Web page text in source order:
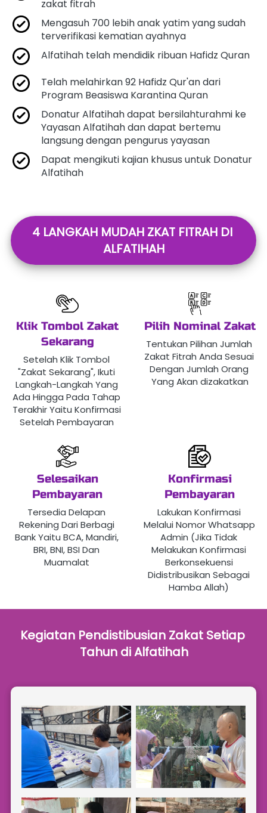
zakat fitrah
Mengasuh 700 lebih anak yatim yang sudah
terverifikasi kematian ayahnya
Alfatihah telah mendidik ribuan Hafidz Quran
Telah melahirkan 92 Hafidz Qur'an dari
Program Beasiswa Karantina Quran
Donatur Alfatihah dapat bersilahturahmi ke
Yayasan Alfatihah dan dapat bertemu
langsung dengan pengurus yayasan
Dapat mengikuti kajian khusus untuk Donatur
Alfatihah
4 LANGKAH MUDAH ZKAT FITRAH DI
ALFATIHAH
Klik Tombol Zakat
Sekarang
Setelah Klik Tombol
"Zakat Sekarang", Ikuti
Langkah-Langkah Yang
Ada Hingga Pada Tahap
Terakhir Yaitu Konfirmasi
Setelah Pembayaran
Pilih Nominal Zakat
Tentukan Pilihan Jumlah
Zakat Fitrah Anda Sesuai
Dengan Jumlah Orang
Yang Akan dizakatkan
Selesaikan
Pembayaran
Tersedia Delapan
Rekening Dari Berbagi
Bank Yaitu BCA, Mandiri,
BRI, BNI, BSI Dan
Muamalat
Konfirmasi
Pembayaran
Lakukan Konfirmasi
Melalui Nomor Whatsapp
Admin (Jika Tidak
Melakukan Konfirmasi
Berkonsekuensi
Didistribusikan Sebagai
Hamba Allah)
Kegiatan Pendistibusian Zakat Setiap
Tahun di Alfatihah